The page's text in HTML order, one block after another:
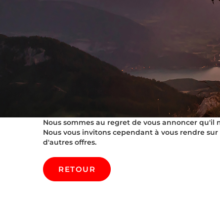
Nous sommes au regret de vous annoncer qu'il
Nous vous invitons cependant à vous rendre
d'autres offres.
RETOUR